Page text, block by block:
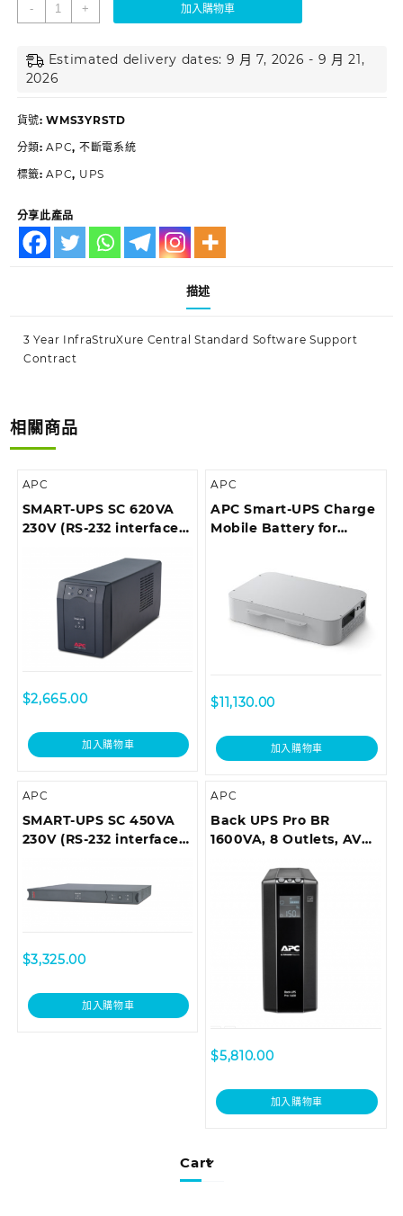
Cart
- + 加入購物車
Estimated delivery dates: 9 月 7, 2026 - 9 月 21,
2026
貨號:WMS3YRSTD
分類:APC, 不斷電系統
標籤:APC, UPS
分享此產品
描述
3 Year InfraStruXure Central Standard Software Support
Contract
相關商品
APC
SMART-UPS SC 620VA
230V (RS-232 interface),
$2,665.00
加入購物車
APC
APC Smart-UPS Charge
Mobile Battery for
$11,130.00
加入購物車
APC
SMART-UPS SC 450VA
230V (RS-232 interface),
$3,325.00
加入購物車
APC
Back UPS Pro BR
1600VA, 8 Outlets, AVR,
$5,810.00
加入購物車